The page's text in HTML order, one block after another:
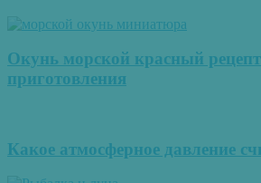
Окунь морской красный
приготовления
Какое атмосферное давление